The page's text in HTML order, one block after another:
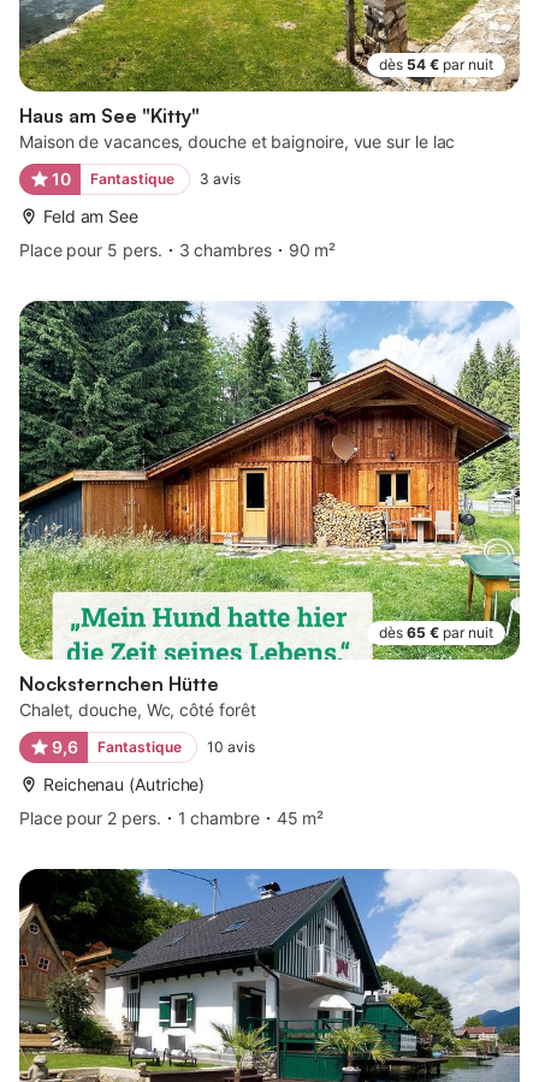
dès 54 € par nuit
Haus am See "Kitty"
Maison de vacances, douche et baignoire, vue sur le lac
10
Fantastique 3 avis
Feld am See
Place pour 5 pers.
3 chambres 90 m²
dès 65 € par nuit
Nocksternchen Hütte
Chalet, douche, Wc, côté forêt
9,6
Fantastique 10 avis
Reichenau (Autriche)
Place pour 2 pers.
1 chambre 45 m²